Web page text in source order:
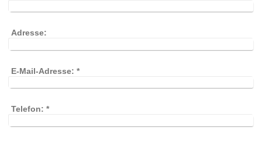
Adresse:
E-Mail-Adresse: *
Telefon: *